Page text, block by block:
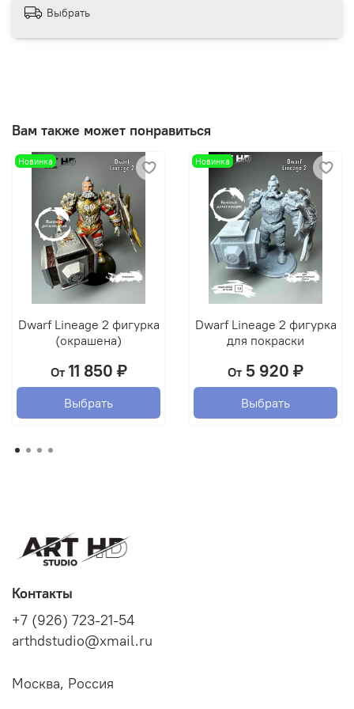
Выбрать
Вам также может понравиться
Новинка
Dwarf Lineage 2 фигурка
(окрашена)
От11 850 ₽
Выбрать
Новинка
Dwarf Lineage 2 фигурка
для покраски
От 5 920 ₽
Выбрать
Контакты
+7 (926) 723-21-54
arthdstudio@xmail.ru
Москва, Россия